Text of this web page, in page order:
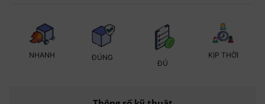
NHANH ĐÚNG
ĐỦ
KỊP THỜI